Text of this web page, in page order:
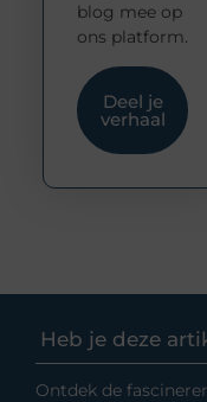
blog mee op
ons platform.
Deel je
verhaal
Heb je deze
Ontdek de